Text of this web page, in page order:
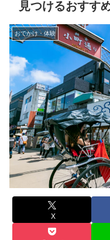
見つけるおすす
おでかけ・体験
X